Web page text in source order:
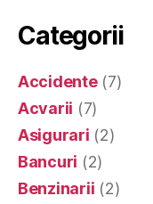
Categorii
Accidente(7)
Acvarii (7)
Asigurari (2)
Bancuri (2)
Benzinarii (2)